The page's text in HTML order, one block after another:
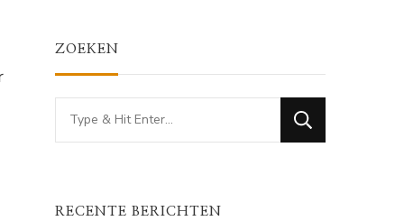
ZOEKEN
Looking
for
RECENTE BERICHTEN